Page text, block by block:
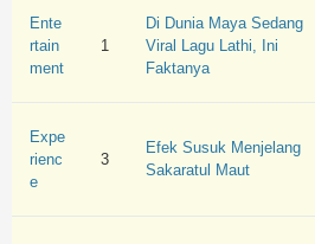
Ente
rtain
ment
1
Di Dunia Maya Sedang
Viral Lagu Lathi, Ini
Faktanya
Expe
rienc
e
3
Efek Susuk Menjelang
Sakaratul Maut